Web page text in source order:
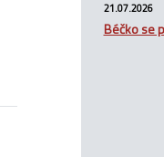
21.07.2026
Béčko se